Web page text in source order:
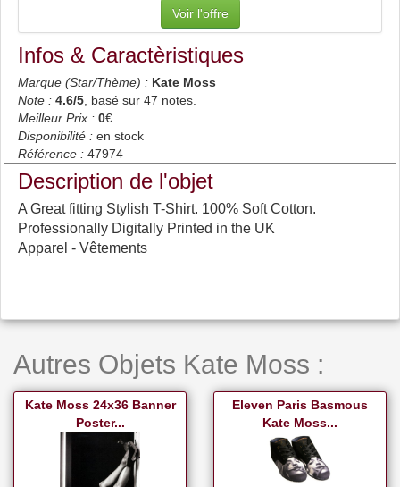
Voir l'offre
Infos & Caractèristiques
Marque (Star/Thème) : Kate Moss
Note : 4.6/5 , basé sur 47 notes.
Meilleur Prix : 0€
Disponibilité : en stock
Référence : 47974
Description de l'objet
A Great fitting Stylish T-Shirt. 100% Soft Cotton.
Professionally Digitally Printed in the UK
Apparel - Vêtements
Autres Objets Kate Moss :
Kate Moss 24x36 Banner
Poster...
Eleven Paris Basmous
Kate Moss...